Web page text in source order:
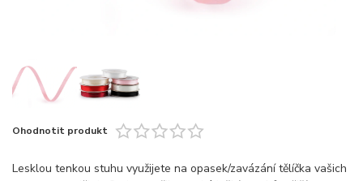
Ohodnotit produkt
Lesklou tenkou stuhu využijete na opasek/zavázání tělíčka vašich